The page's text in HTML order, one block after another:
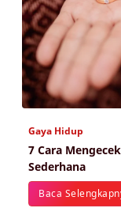
Gaya Hidup
7 Cara
Sederhana
Baca